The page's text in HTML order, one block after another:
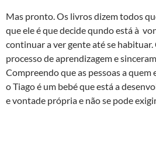
Mas pronto. Os livros dizem todos
que ele é que decide qundo está à
continuar a ver gente até se
processo de aprendizagem e
Compreendo que as pessoas a quem
o Tiago é um bebé que está a
e vontade própria e não se pode